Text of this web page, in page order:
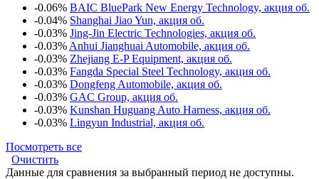
-0.06% BAIC BluePark New Energy Technology, акция об.
-0.04% Shanghai Jiao Yun, акция об.
-0.03% Jing-Jin Electric Technologies, акция об.
-0.03% Anhui Jianghuai Automobile, акция об.
-0.03% Zhejiang E-P Equipment, акция об.
-0.03% Fangda Special Steel Technology, акция об.
-0.03% Dongfeng Automobile, акция об.
-0.03% GAC Group, акция об.
-0.03% Kunshan Huguang Auto Harness, акция об.
-0.03% Lingyun Industrial, акция об.
Посмотреть все
Очистить
Данные для сравнения за выбранный период не доступны.